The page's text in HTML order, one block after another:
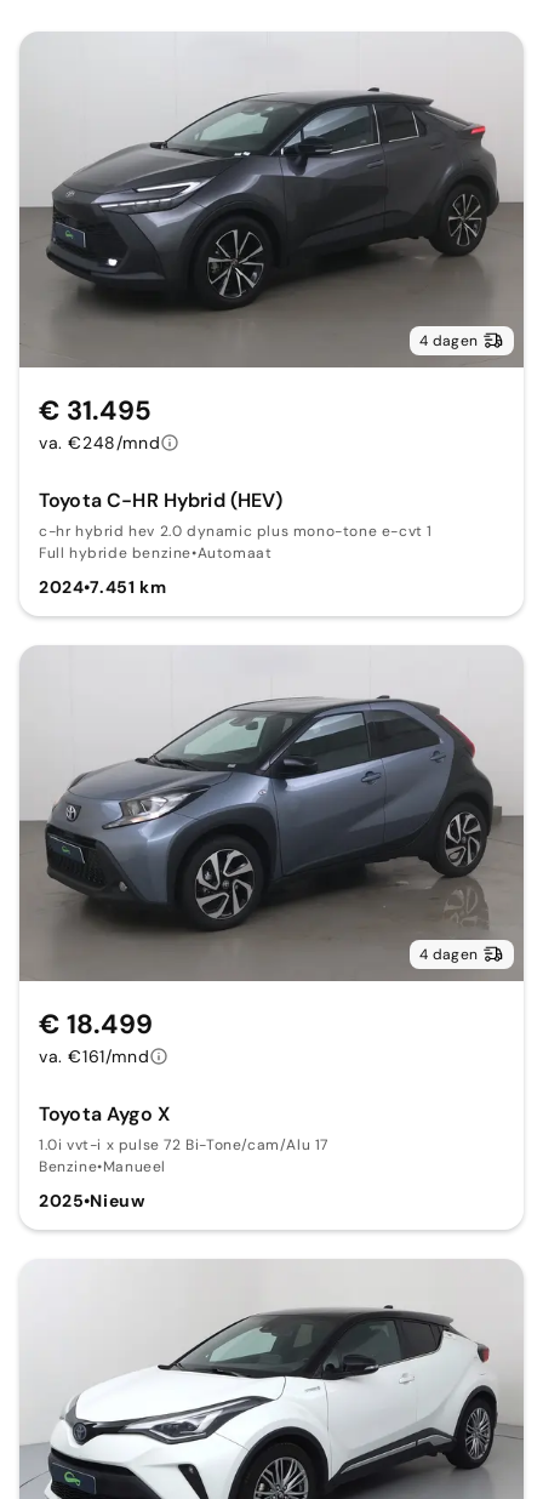
4 dagen
Toyota C-HR Hybrid (HEV)
c-hr hybrid hev 2.0 dynamic plus mono-tone e-cvt 1
Full hybride benzine•Automaat
2024•7.451 km
€ 31.495
va. €248/mnd
4 dagen
Toyota Aygo X
1.0i vvt-i x pulse 72 Bi-Tone/cam/Alu 17
Benzine•Manueel
2025•Nieuw
€ 18.499
va. €161/mnd